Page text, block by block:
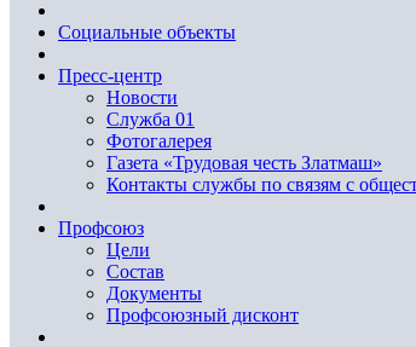
Социальные объекты
Пресс-центр
Новости
Служба 01
Фотогалерея
Газета «Трудовая честь Златмаш»
Контакты службы по связям с
Профсоюз
Цели
Состав
Документы
Профсоюзный дисконт